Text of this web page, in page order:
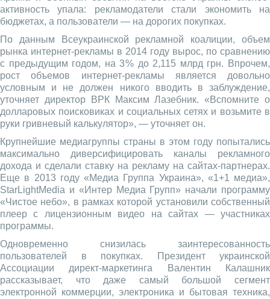
активность упала: рекламодатели стали экономить на
бюджетах, а пользователи — на дорогих покупках.
По данным Всеукраинской рекламной коалиции, объем
рынка интернет-рекламы в 2014 году вырос, по сравнению
с предыдущим годом, на 3 % до 2,115 млрд грн. Впрочем,
рост объемов интернет-рекламы является довольно
условным и не должен никого вводить в заблуждение,
уточняет директор ВРК Максим Лазебник. «Вспомните о
долларовых поисковиках и социальных сетях и возьмите в
руки гривневый калькулятор», — уточняет он.
Крупнейшие медиагруппы страны в этом году попытались
максимально диверсифицировать каналы рекламного
дохода и сделали ставку на рекламу на сайтах-партнерах.
Еще в 2013 году «Медиа Группа Украина», «1+1 медиа»,
StarLightMedia и «Интер Медиа Групп» начали программу
«Чистое небо», в рамках которой установили собственный
плеер с лицензионным видео на сайтах — участниках
программы.
Одновременно снизилась заинтересованность
пользователей в покупках. Президент украинской
Ассоциации директ-маркетинга Валентин Калашник
рассказывает, что даже самый большой сегмент
электронной коммерции, электроника и бытовая техника,